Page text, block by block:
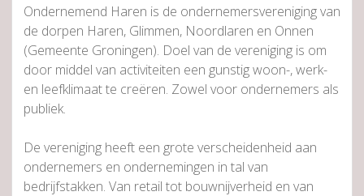
Ondernemend Haren is de ondernemersvereniging van
de dorpen Haren, Glimmen, Noordlaren en Onnen
(Gemeente Groningen). Doel van de vereniging is om
door middel van activiteiten een gunstig woon-, werk-
en leefklimaat te creëren. Zowel voor ondernemers als
publiek.
De vereniging heeft een grote verscheidenheid aan
ondernemers en ondernemingen in tal van
bedrijfstakken. Van retail tot bouwnijverheid en van